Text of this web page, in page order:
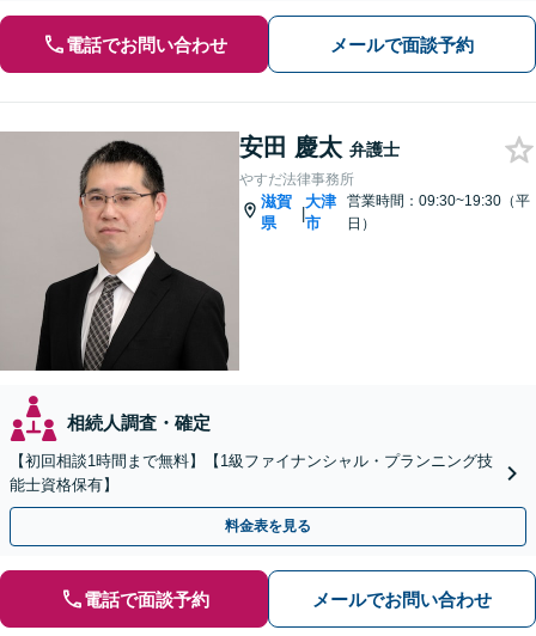
電話でお問い合わせ メールで面談予約
安田 慶太 弁護士
やすだ法律事務所
滋賀
県
|
大津
市
営業時間：09:30~19:30（平
日）
相続人調査・確定
【初回相談1時間まで無料】【1級ファイナンシャル・プランニング技
能士資格保有】
料金表を見る
電話で面談予約 メールでお問い合わせ